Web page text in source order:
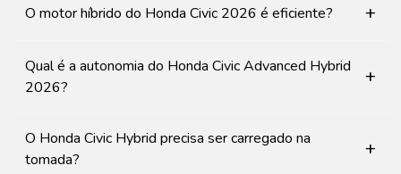
O motor híbrido do Honda Civic 2026 é eficiente? +
Qual é a autonomia do Honda Civic Advanced Hybrid
2026?
+
O Honda Civic Hybrid precisa ser carregado na
tomada?
+